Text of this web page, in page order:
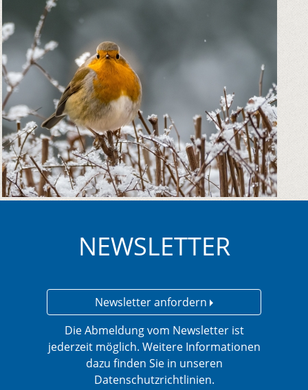
NEWSLETTER
Newsletter anfordern
Die Abmeldung vom Newsletter ist
jederzeit möglich. Weitere Informationen
dazu finden Sie in unseren
Datenschutzrichtlinien.